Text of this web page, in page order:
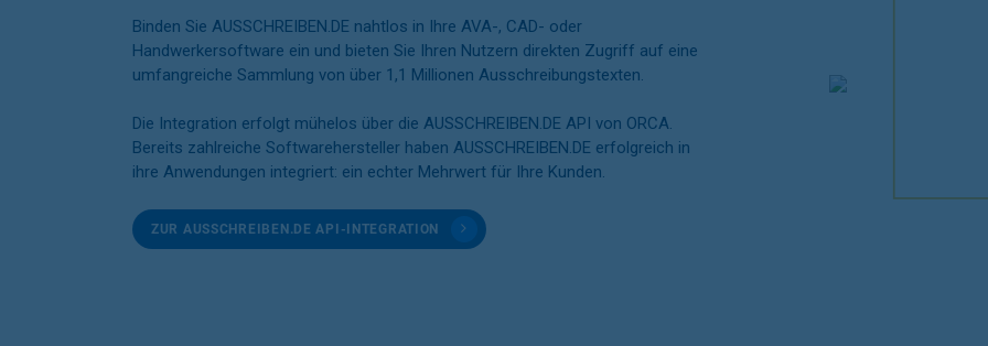
Binden Sie AUSSCHREIBEN.DE nahtlos in Ihre AVA-, CAD- oder
Handwerkersoftware ein und bieten Sie Ihren Nutzern direkten Zugriff auf eine
umfangreiche Sammlung von über 1,1 Millionen Ausschreibungstexten.
Die Integration erfolgt mühelos über die AUSSCHREIBEN.DE API von ORCA.
Bereits zahlreiche Softwarehersteller haben AUSSCHREIBEN.DE erfolgreich in
ihre Anwendungen integriert: ein echter Mehrwert für Ihre Kunden.
ZUR AUSSCHREIBEN.DE API-INTEGRATION